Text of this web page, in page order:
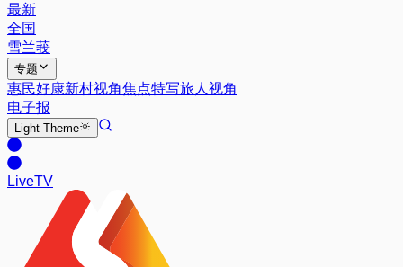
最新
全国
雪兰莪
专题
惠民好康新村视角焦点特写旅人视角
电子报
Light Theme
LiveTV